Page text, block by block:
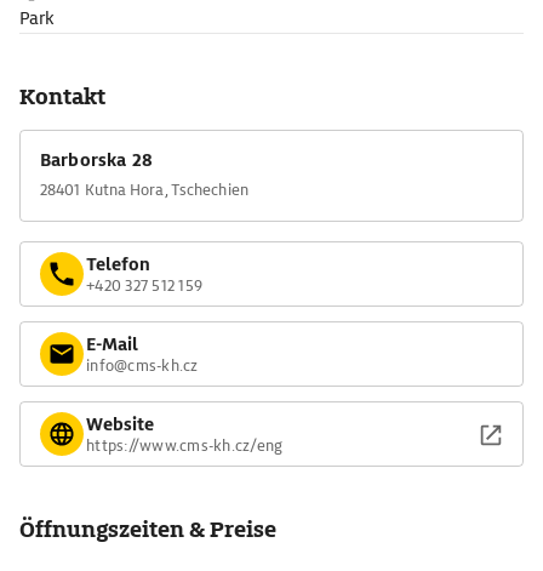
Park
Kontakt
Barborska 28
28401 Kutna Hora, Tschechien
Telefon
+420 327 512 159
E-Mail
info@cms-kh.cz
Website
https://www.cms-kh.cz/eng
Öffnungszeiten & Preise